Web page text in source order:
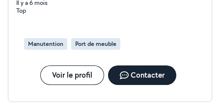
Il y a 6 mois
Top
Manutention Port de meuble
Voir le profil Contacter